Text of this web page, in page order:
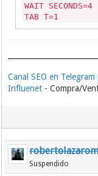
WAIT SECONDS=4
TAB T=1
Canal SEO en Telegram
Influenet - Compra/
Suspendido